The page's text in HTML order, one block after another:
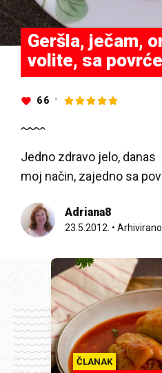
Geršla, ječam,
volite, sa
66
Jedno zdravo jelo,
moj način, zajedno sa
Adriana8
23.5.2012. • Arhivirano
ČLANAK